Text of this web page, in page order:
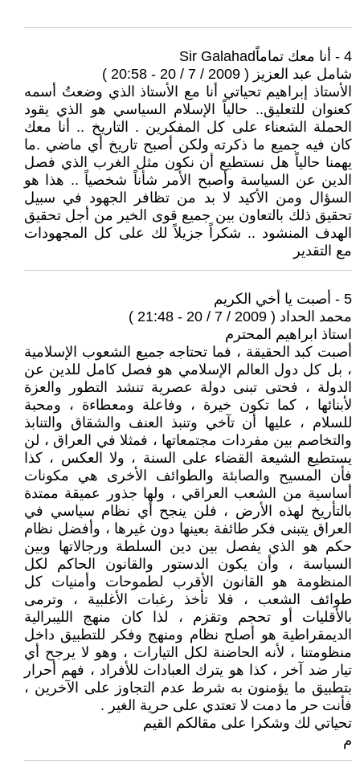
4 - أنا معك تماماًSir Galahad
شامل عبد العزيز ( 2009 / 7 / 20 - 20:58 )
الأستاذ إبراهيم تحياتي أنا مع الأستاذ الذي وضعتُ أسمه
كعنوان للتعليق.. حالياً الإسلام السياسي هو الذي يقود
الحملة الشعناء على كل المفكرين . التاريخ .. أنا معك
كان فيه جميع ما ذكرته ولكن أصبح تاريخ أي ماضي .ما
يهمنا حالياً هل نستطيع أن نكون مثل الغرب الذي فصل
الدين عن السياسة وأصبح الأمر شأناً شخصياً .. هذا هو
السؤال ومن الأكيد لا بد من تظافر الجهود في سبيل
تحقيق ذلك بالتعاون بين جميع قوى الخير من أجل تحقيق
الهدف المنشود .. شكراً جزيلاً لك على كل المجهودات
مع التقدير
5 - أصبت يا أخي الكريم
محمد الحداد ( 2009 / 7 / 20 - 21:48 )
استاذ ابراهيم المحترم
أصبت كبد الحقيقة ، فما تحتاجه جميع الشعوب الإسلامية
، بل كل دول العالم الإسلامي هو فصل كامل للدين عن
الدولة ، فحتى تبنى دولة عصرية تنشد التطور والعزة
لأبنائها ، كما تكون خيرة ، وفاعلة ومعطاءة ، ومحبة
للسلام ، عليها أن تآخي وتنبذ العنف والشقاق والتنابذ
والتخاصم بين مفردات مجتمعاتها ، فمثلا في العراق ، لن
يستطيع الشيعة القضاء على السنة ، ولا العكس ، كذا
فأن المسيح والصابئة والطوائف الأخرى هي مكونات
أساسية من الشعب العراقي ، ولها جذور عميقة ممتدة
بالتأريخ لهذه الأرض ، فلن ينجح أي نظام سياسي في
العراق يتبنى فكر طائفة بعينها دون غيرها ، وأفضل نظام
حكم هو الذي يفصل بين دين السلطة ورجالاتها وبين
السياسة ، وأن يكون الدستور والقانون الحاكم لكل
المنظومة هو القانون الأقرب لطموحات وأمنيات كل
طوائف الشعب ، فلا تأخذ رغبات الأغلبية ، وترمى
بالأقليات أو تحجم وتقزم ، لذا كان منهج الليبرالية
الديمقراطية هو أصلح نظام ومنهج وفكر للتطبيق داخل
منظومتنا ، لأنه الحاضنة لكل التيارات ، وهو لا يرجح أي
تيار ضد آخر ، كذا هو يترك العبادات للأفراد ، فهم أحرار
بتطبيق ما يؤمنون به شرط عدم التجاوز على الآخرين ،
فأنت حر ما دمت لا تعتدي على حرية الغير .
تحياتي لك وشكرا على مقالكم القيم
م